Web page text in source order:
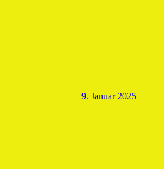
9. Januar 2025